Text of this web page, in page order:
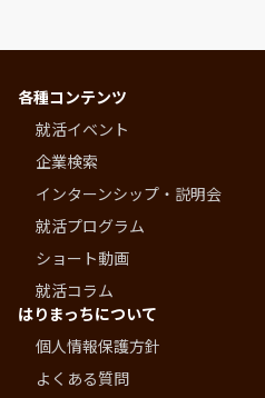
各種コンテンツ
就活イベント
企業検索
インターンシップ・説明会
就活プログラム
ショート動画
就活コラム
はりまっちについて
個人情報保護方針
よくある質問